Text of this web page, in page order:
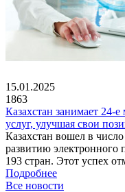
15.01.2025
1863
Казахстан занимает 24-
услуг, улучшая свои
Казахстан вошел в
развитию электронного
193 стран. Этот успех
Подробнее
Все новости